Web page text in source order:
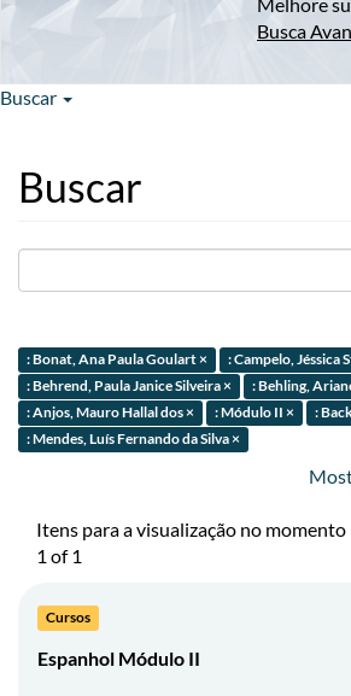
Busca
Buscar
Buscar
: Bonat, Ana Paula Goulart ×
: Campelo, Jéssica
: Behrend, Paula Janice Silveira ×
: Behling,
: Anjos, Mauro Hallal dos ×
: Módulo II ×
:
: Mendes, Luís Fernando da Silva ×
Itens para a visualização no momento
1 of 1
Cursos
Espanhol Módulo II